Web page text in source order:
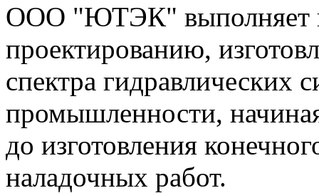
ООО "ЮТЭК" выполняет
проектированию,
спектра гидравлических
промышленности,
до изготовления
наладочных работ.